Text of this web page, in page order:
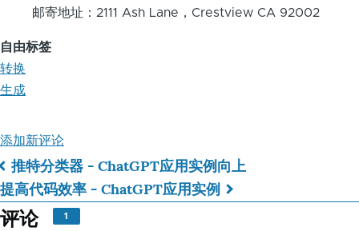
邮寄地址：2111 Ash Lane，Crestview CA 92002
自由标签
转换
生成
添加新评论
书
籍
推特分类器 - ChatGPT应用实例向上
提高代码效率 - ChatGPT应用实例
评论 1